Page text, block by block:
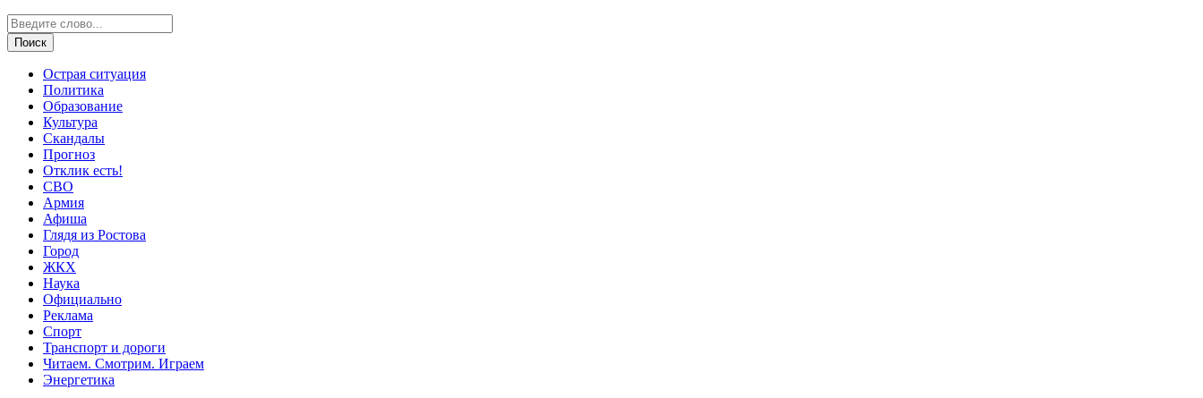
Острая ситуация
Политика
Образование
Культура
Скандалы
Прогноз
Отклик есть!
СВО
Армия
Афиша
Глядя из Ростова
Город
ЖКХ
Наука
Официально
Реклама
Спорт
Транспорт и дороги
Читаем. Смотрим. Играем
Энергетика